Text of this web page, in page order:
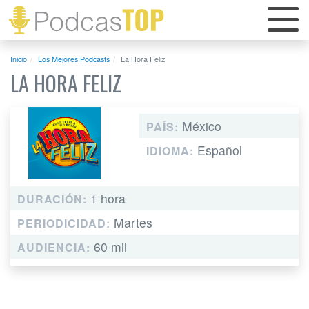
Inicio Los Mejores Podcasts La Hora Feliz
LA HORA FELIZ
PAÍS: México
IDIOMA: Español
DURACIÓN: 1 hora
PERIODICIDAD: Martes
AUDIENCIA: 60 mil